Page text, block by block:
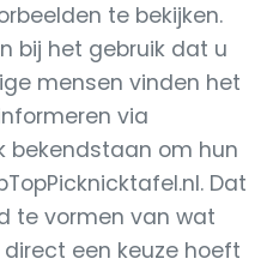
te bekijken.
bij het gebruik dat u
mensen vinden het
via
bekendstaan om hun
Dat
te vormen van wat
een keuze hoeft